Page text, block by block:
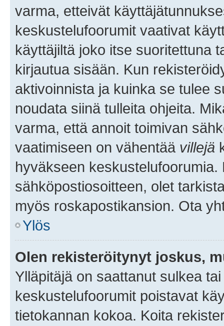
varma, etteivät
keskustelufoorumit vaativat
käyttäjiltä joko itse suoritettuna
kirjautua sisään. Kun
aktivoinnista ja kuinka se tulee
noudata siinä tulleita ohjeita.
varma, että annoit toimivan
vaatimiseen on vähentää villejä
hyväkseen
sähköpostiosoitteen, olet
myös roskapostikansion. Ota
Ylös
Olen rekisteröitynyt joskus,
Ylläpitäjä on saattanut sulkea
keskustelufoorumit poistavat
tietokannan kokoa. Koita